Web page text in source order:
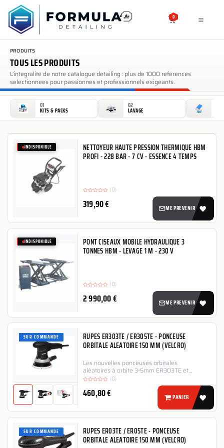
SE RENDRE AU CONTENU
0
PRODUITS
TOUS LES PRODUITS
L'integralite de notre catalogue detailing : plus de 1000 references
selectionnees pour passionnes et professionnels exigeants.
01
KITS & PACKS
02
LAVAGE
INDISPONIBLE
NETTOYEUR HAUTE PRESSION THERMIQUE HBM
PROFI - 228 BAR - 7 CV - ESSENCE 4 TEMPS
(0)
319,90€ ME PREVENIR
INDISPONIBLE
PONT CISEAUX MOBILE HYDRAULIQUE 3
TONNES HBM - LEVAGE 1 M - 230 V
(0)
2 990,00€ ME PREVENIR
SUR COMMANDE
RUPES ER303TE / ER305TE - PONCEUSE
ORBITALE ALEATOIRE 150 MM (VELCRO)
Les nouvelles ponceuses orbitales
aléatoires à orbite 3-5mm ER303TE et
ER305TE respectivement, se caractérisent
par un silence élevé et une forme
ergonomique. Ces puissantes ponceuses
orbitales aléatoires, avec contrôle de vitesse
(0)
460,80€ PANIER
SUR COMMANDE
RUPES ER03TE / ER05TE - PONCEUSE
ORBITALE ALEATOIRE 150 MM (VELCRO)